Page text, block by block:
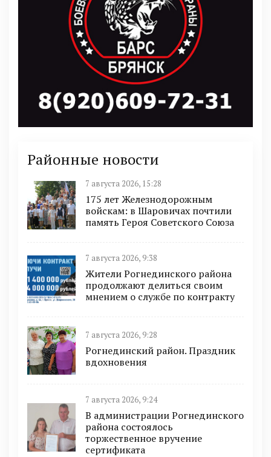
Районные новости
7 августа 2026, 15:28
175 лет Железнодорожным
войскам: в Шаровичах почтили
память Героя Советского Союза
7 августа 2026, 9:38
Жители Рогнединского района
продолжают делиться своим
мнением о службе по контракту
7 августа 2026, 9:28
Рогнединский район. Праздник
вдохновения
7 августа 2026, 9:24
В администрации Рогнединского
района состоялось
торжественное вручение
сертификата